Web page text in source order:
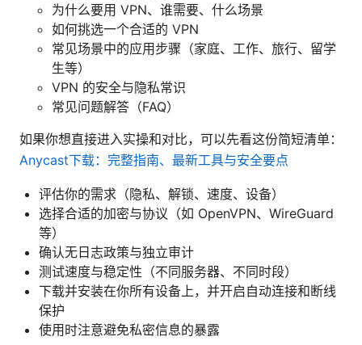
为什么要用 VPN、谁需要、什么场景
如何挑选一个合适的 VPN
常见场景中的应用步骤（家庭、工作、旅行、留学
生等）
VPN 的安全与隐私常识
常见问题解答（FAQ）
如果你想直接进入实操和对比，可以先看这份简短清单：
Anycast下载：完整指南、最新工具与安全要点
评估你的需求（隐私、解锁、速度、设备）
选择合适的加密与协议（如 OpenVPN、WireGuard
等）
确认无日志政策与独立审计
测试速度与稳定性（不同服务器、不同时段）
下载并安装在你所有设备上，并开启自动连接和断线
保护
使用时注意避免私密信息的暴露